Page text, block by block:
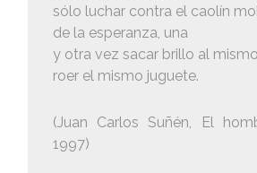
sólo luchar contra el caolín
de la esperanza, una
y otra vez sacar brillo al
roer el mismo juguete.
(Juan Carlos Suñén, El
1997)